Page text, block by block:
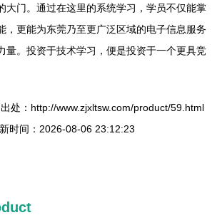
大门。通过在这里的系统学习，学员不仅能掌
，更能为东莞乃至更广泛区域的电子信息服务
量。投资于技术学习，便是投资于一个更具竞
处：http://www.zjxltsw.com/product/59.html
时间：2026-08-06 23:12:23